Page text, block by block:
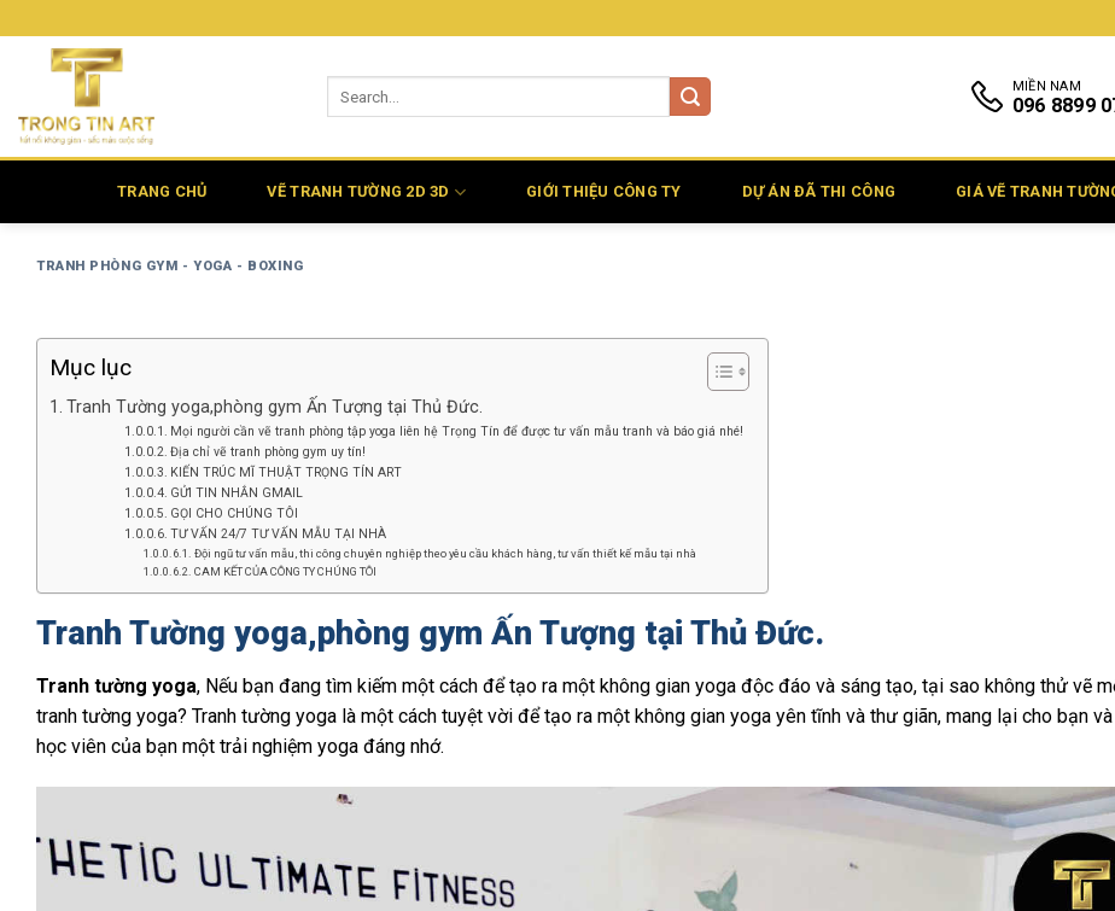
qua
MIỀN NAM
096 8899
TRANG CHỦ VẼ TRANH TƯỜNG 2D 3D GIỚI THIỆU CÔNG TY DỰ ÁN ĐÃ THI CÔNG GIÁ VẼ TRANH
TRANH PHÒNG GYM - YOGA - BOXING
Mục lục
Tranh Tường yoga,phòng gym Ấn Tượng tại Thủ Đức.
Mọi người cần vẽ tranh phòng tập yoga liên hệ Trọng Tín để được tư vấn mẫu tranh và báo giá nhé!
Địa chỉ vẽ tranh phòng gym uy tín!
KIẾN TRÚC MĨ THUẬT TRỌNG TÍN ART
GỬI TIN NHẮN GMAIL
GỌI CHO CHÚNG TÔI
TƯ VẤN 24/7 TƯ VẤN MẪU TẠI NHÀ
Đội ngũ tư vấn mẫu, thi công chuyên nghiệp theo yêu cầu khách hàng, tư vấn thiết kế mẫu tại nhà
CAM KẾT CỦA CÔNG TY CHÚNG TÔI
Tranh Tường yoga,phòng gym Ấn Tượng tại Thủ Đức.
Tranh tường yoga, Nếu bạn đang tìm kiếm một cách để tạo ra một không gian yoga độc đáo và sáng tạo, tại sao không thử vẽ
tranh tường yoga? Tranh tường yoga là một cách tuyệt vời để tạo ra một không gian yoga yên tĩnh và thư giãn, mang lại cho bạn
học viên của bạn một trải nghiệm yoga đáng nhớ.